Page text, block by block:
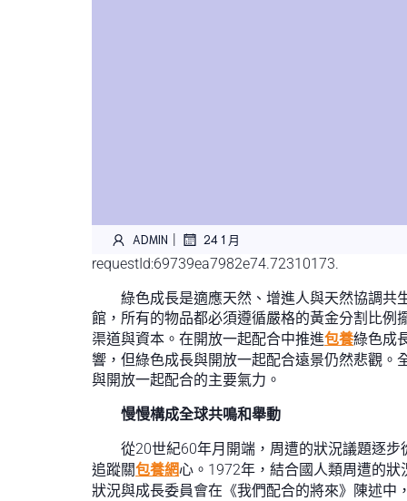
ADMIN | 24 1 月
requestId:69739ea7982e74.72310173.
綠色成長是適應天然、增進人與天然協調共
館，所有的物品都必須遵循嚴格的黃金分割比
渠道與資本。在開放一起配合中推進包養綠色成
響，但綠色成長與開放一起配合遠景仍然悲觀
與開放一起配合的主要氣力。
慢慢構成全球共鳴和舉動
從20世紀60年月開端，周遭的狀況議題逐
追蹤關包養網心。1972年，結合國人類周遭的
狀況與成長委員會在《我們配合的將來》陳述中